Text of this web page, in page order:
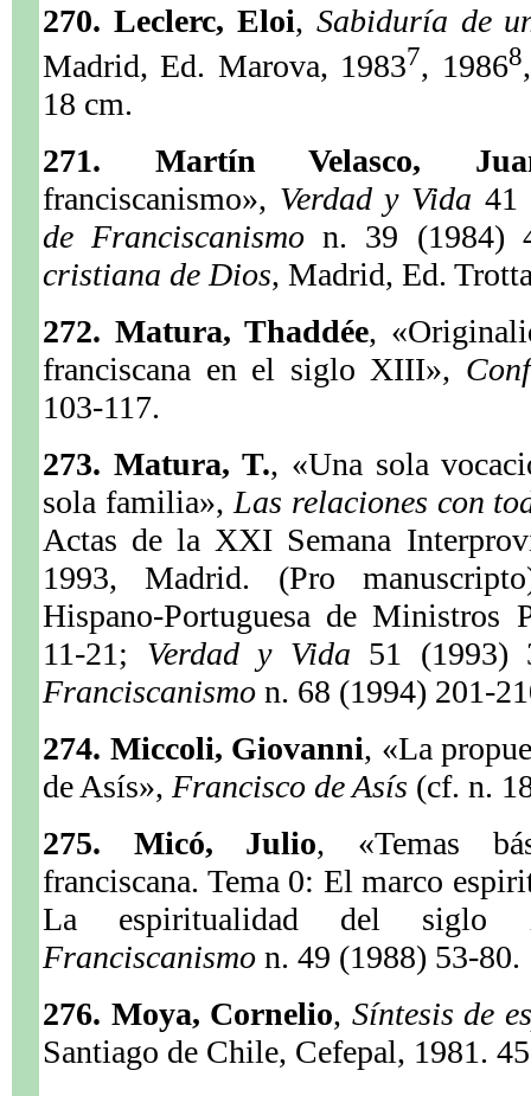
270. Leclerc, Eloi, Sabiduría de
Madrid, Ed. Marova, 19837, 19868
18 cm.
271. Martín Velasco,
franciscanismo», Verdad y Vida 41
de Franciscanismon. 39 (1984)
cristiana de Dios, Madrid, Ed.
272. Matura, Thaddée,
franciscana en el siglo XIII»,
103-117.
273. Matura, T., «Una sola
sola familia», Las relaciones con
Actas de la XXI Semana
1993, Madrid. (Pro
Hispano-Portuguesa de Ministros
11-21; Verdad y Vida 51 (1993)
Franciscanismo n. 68 (1994) 201-
274. Miccoli, Giovanni, «La
de Asís», Francisco de Asís (cf. n.
275. Micó, Julio, «Temas
franciscana. Tema 0: El marco
La espiritualidad del
Franciscanismo n. 49 (1988) 53-80.
276. Moya, Cornelio, Síntesis de
Santiago de Chile, Cefepal, 1981.